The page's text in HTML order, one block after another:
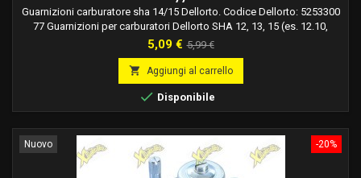
Guarnizioni carburatore sha 14/15 Dellorto. Codice Dellorto: 5253300
77 Guarnizioni per carburatori Dellorto SHA 12, 13, 15 (es. 12.10,
12.12, 13.13, 15.15). Utilizzo: Revisione carburatore sha.
Prezzo
5,09 € Prezzo
base
5,99 €
 Aggiungi al carrello
 Disponibile
-20%
Nuovo